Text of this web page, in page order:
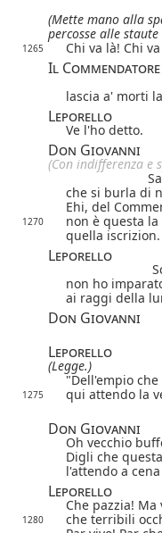
(Mette mano alla
percosse alle staute
1265 Chi va là! Chi
Il Commendatore
lascia a' morti
Leporello
Ve l'ho detto.
Don Giovanni
(Con indifferenza e
che si burla di
Ehi, del
1270
non è questa
quella iscrizion.
Leporello
non ho
ai raggi della
Don Giovanni
Leporello
(Legge.)
"Dell'empio
1275
qui attendo la
Don Giovanni
Oh vecchio
Digli che
l'attendo a
Leporello
Che pazzia!
1280
che terribili